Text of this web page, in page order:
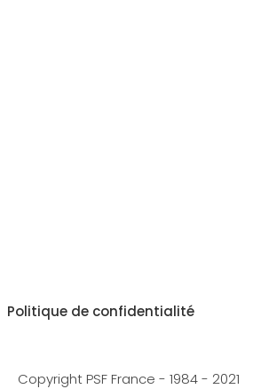
Politique de confidentialité
Copyright PSF France - 1984 - 2021